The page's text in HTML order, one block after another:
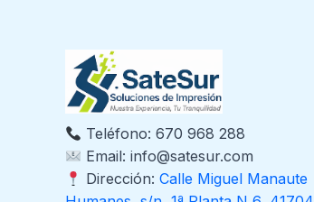
Teléfono: 670 968 288
Email: info@satesur.com
Dirección:Calle Miguel Manaute